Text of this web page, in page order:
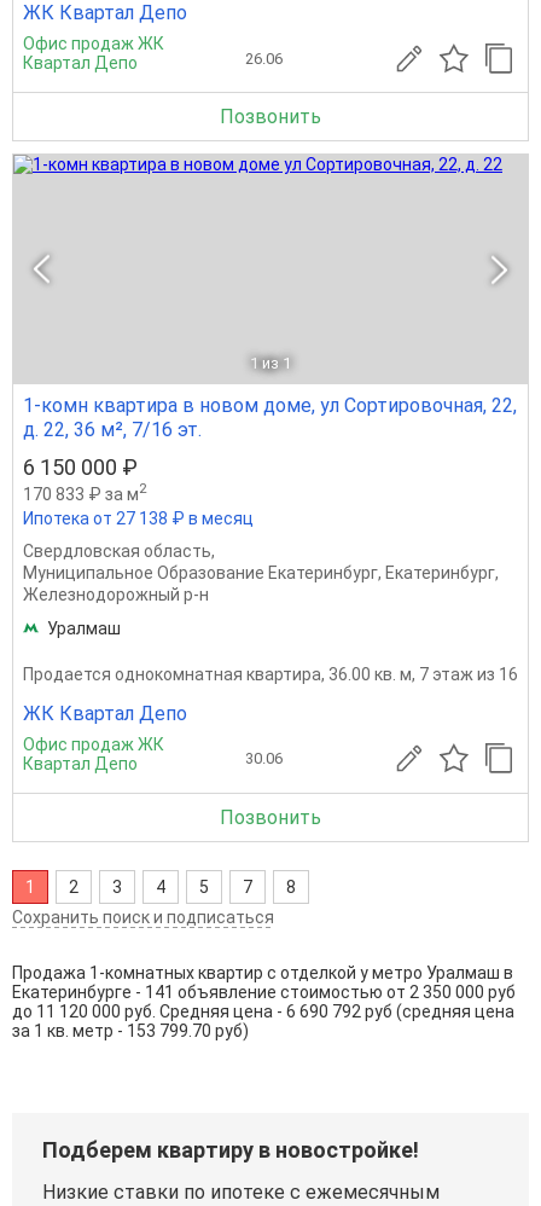
ЖК Квартал Депо
Офис продаж ЖК
Квартал Депо
26.06
Позвонить
1 из 1
1-комн квартира в новом доме, ул Сортировочная, 22,
д. 22, 36 м², 7/16 эт.
6 150 000 ₽
170 833 ₽ за м2
Ипотека от 27 138 ₽ в месяц
Свердловская область,
Муниципальное Образование Екатеринбург, Екатеринбург,
Железнодорожный р-н
Уралмаш
Продается однокомнатная квартира, 36.00 кв. м, 7 этаж из 16
ЖК Квартал Депо
Офис продаж ЖК
Квартал Депо
30.06
Позвонить
1 2 3 4 5 7
8
Сохранить поиск и подписаться
Продажа 1-комнатных квартир с отделкой у метро Уралмаш в
Екатеринбурге - 141 объявление стоимостью от 2 350 000 руб
до 11 120 000 руб. Средняя цена - 6 690 792 руб (средняя цена
за 1 кв. метр - 153 799.70 руб)
Подберем квартиру в новостройке!
Низкие ставки по ипотеке с ежемесячным